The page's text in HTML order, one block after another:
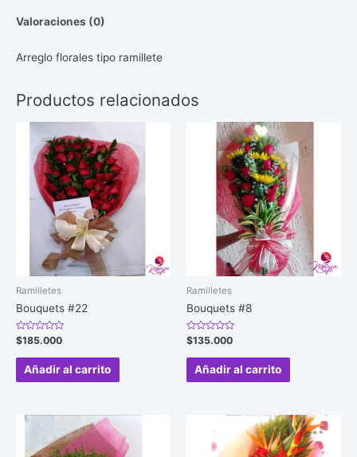
Valoraciones (0)
Arreglo florales tipo ramillete
Productos relacionados
Ramilletes
Bouquets #22
Valorado
en
0
$185.000
Añadir al carrito
Ramilletes
Bouquets #8
Valorado
en
0
$135.000
Añadir al carrito